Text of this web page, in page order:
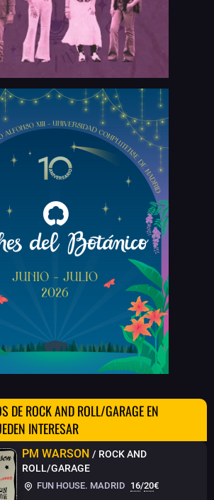
DE ROCK AND ROLL/GARAGE EN
INTERESAR
PM WARSON / ROCK AND
ROLL/GARAGE
FUN HOUSE. MADRID 16/20€